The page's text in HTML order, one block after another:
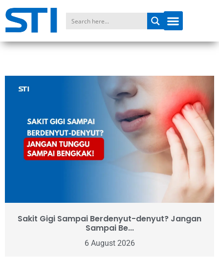
Sakit Gigi Sampai Berdenyut-denyut? Jangan
Sampai Be...
6 August 2026